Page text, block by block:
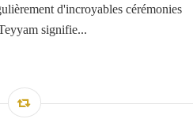
d'incroyables cérémonies
signifie...